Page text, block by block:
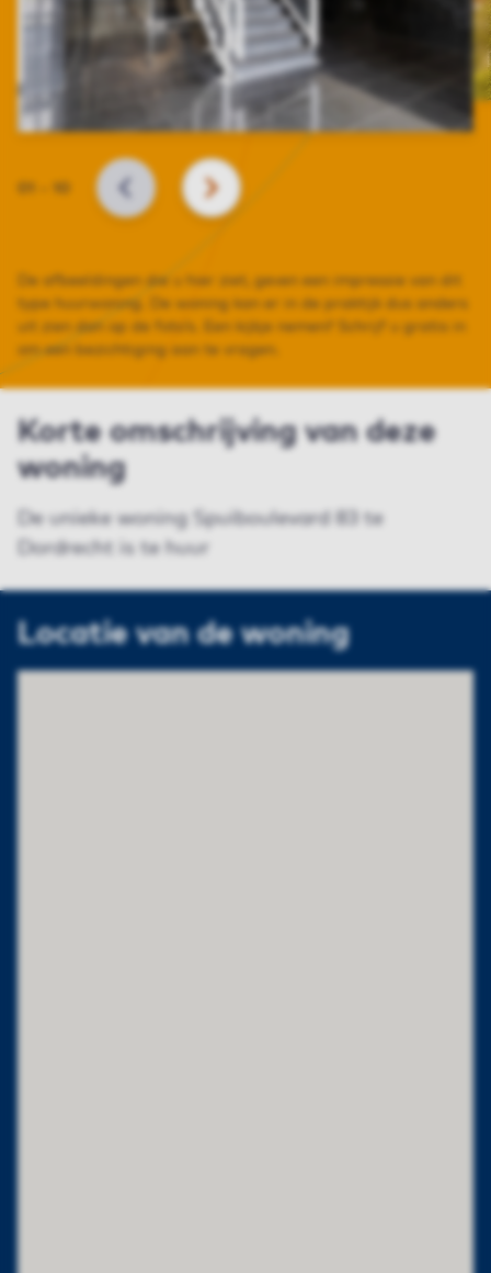
Slide
VORIGE VOLGENDE
De afbeeldingen die u hier ziet, geven een impressie van dit
type huurwoning. De woning kan er in de praktijk dus anders
uit zien dan op de foto’s. Een kijkje nemen? Schrijf u gratis in
om een bezichtiging aan te vragen.
Korte omschrijving van deze
woning
De unieke woning Spuiboulevard 83 te
Dordrecht is te huur
Locatie van de woning